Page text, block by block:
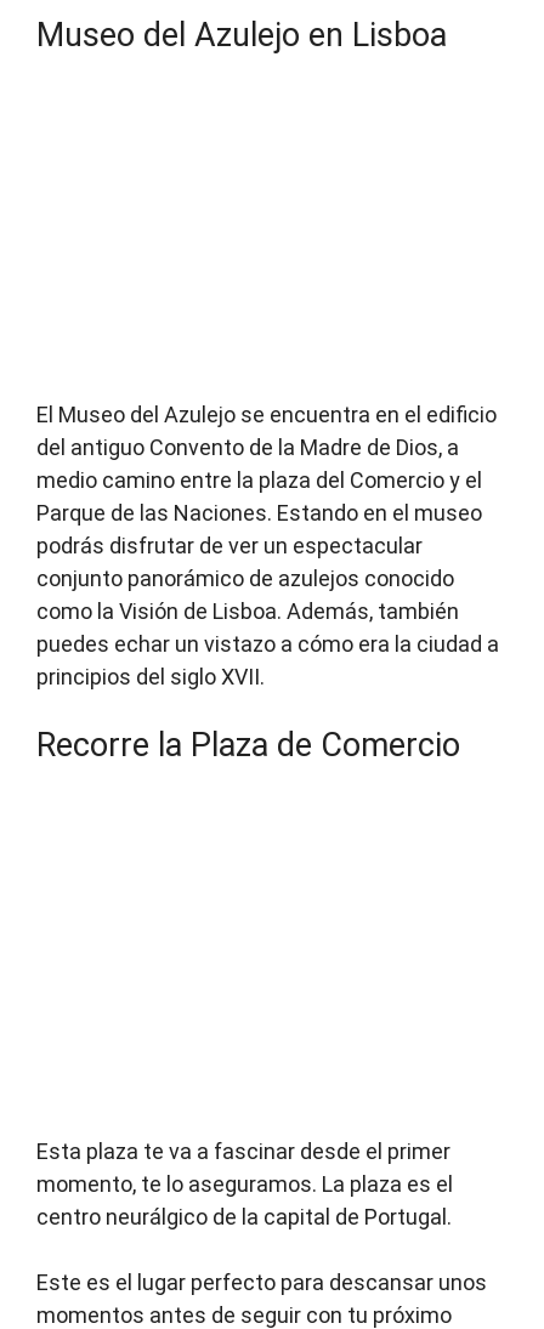
Museo del Azulejo en Lisboa
El Museo del Azulejo se encuentra en el edificio
del antiguo Convento de la Madre de Dios, a
medio camino entre la plaza del Comercio y el
Parque de las Naciones. Estando en el museo
podrás disfrutar de ver un espectacular
conjunto panorámico de azulejos conocido
como la Visión de Lisboa. Además, también
puedes echar un vistazo a cómo era la ciudad a
principios del siglo XVII.
Recorre la Plaza de Comercio
Esta plaza te va a fascinar desde el primer
momento, te lo aseguramos. La plaza es el
centro neurálgico de la capital de Portugal.
Este es el lugar perfecto para descansar unos
momentos antes de seguir con tu próximo